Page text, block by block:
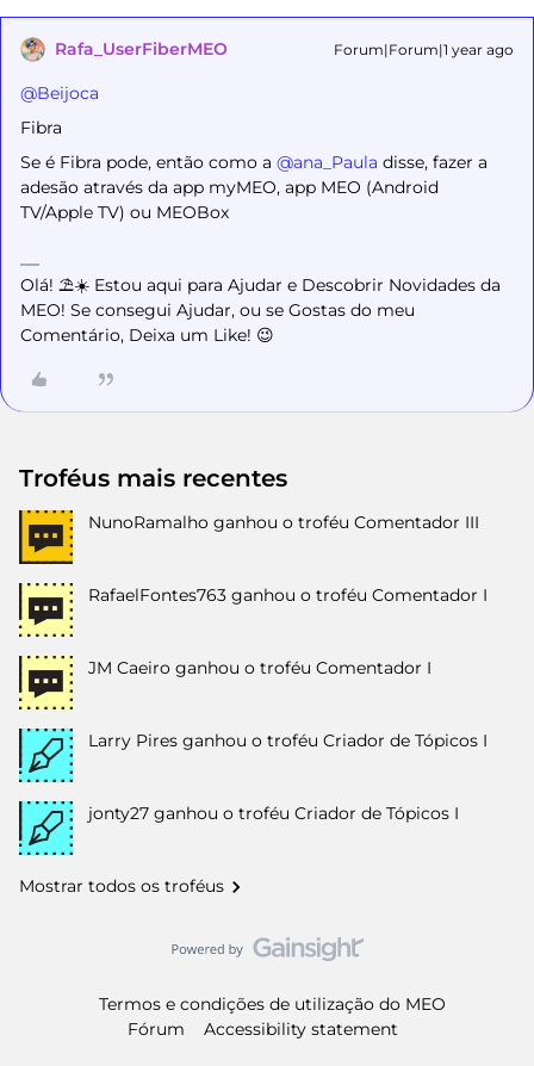
Rafa_UserFiberMEO Forum|Forum|1 year ago
@Beijoca
Fibra
Se é Fibra pode, então como a ​ @ana_Paula disse, fazer a
adesão através da app myMEO, app MEO (Android
TV/Apple TV) ou MEOBox
Olá! ⛱️☀️ Estou aqui para Ajudar e Descobrir Novidades da
MEO! Se consegui Ajudar, ou se Gostas do meu
Comentário, Deixa um Like! 😉
Troféus mais recentes
NunoRamalho ganhou o troféu Comentador III
RafaelFontes763 ganhou o troféu Comentador I
JM Caeiro ganhou o troféu Comentador I
Larry Pires ganhou o troféu Criador de Tópicos I
jonty27 ganhou o troféu Criador de Tópicos I
Mostrar todos os troféus
Termos e condições de utilização do MEO
Fórum
Accessibility statement